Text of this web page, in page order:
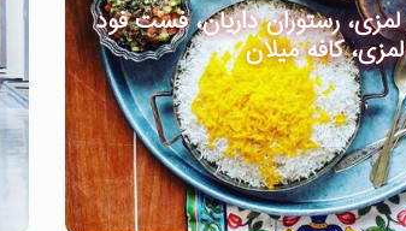
لمزی، رستوران داریان، فست فود
کافه میلان